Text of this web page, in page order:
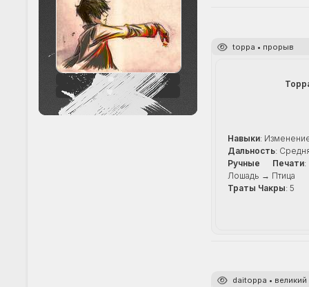
242
+33
toppa • прорыв
Навыки:
Дальность:
Ручные Печати
Лошадь → Птица
Траты Чакры: 5
daitoppa •